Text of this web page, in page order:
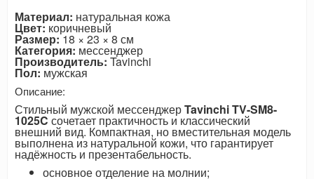
Материал: натуральная кожа
Цвет: коричневый
Размер:18 × 23 × 8 см
Категория: мессенджер
Производитель: Tavinchi
Пол: мужская
Описание:
Стильный мужской мессенджерTavinchi TV-SM8-
1025C сочетает практичность и классический
внешний вид. Компактная, но вместительная модель
выполнена из натуральной кожи, что гарантирует
надёжность и презентабельность.
основное отделение на молнии;